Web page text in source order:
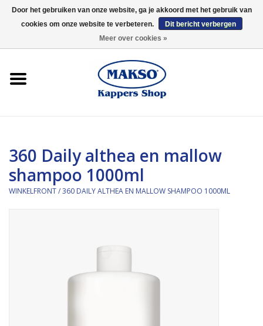
0 Artikelen - €0,00
Kaaral
360
360 Daily althea en mallow
shampoo 1000ml
WINKELFRONT/360 DAILY ALTHEA EN MALLOW SHAMPOO 1000ML
Door het gebruiken van onze website, ga je akkoord met het gebruik van
cookies om onze website te verbeteren.
Dit bericht verbergen
Meer over cookies »